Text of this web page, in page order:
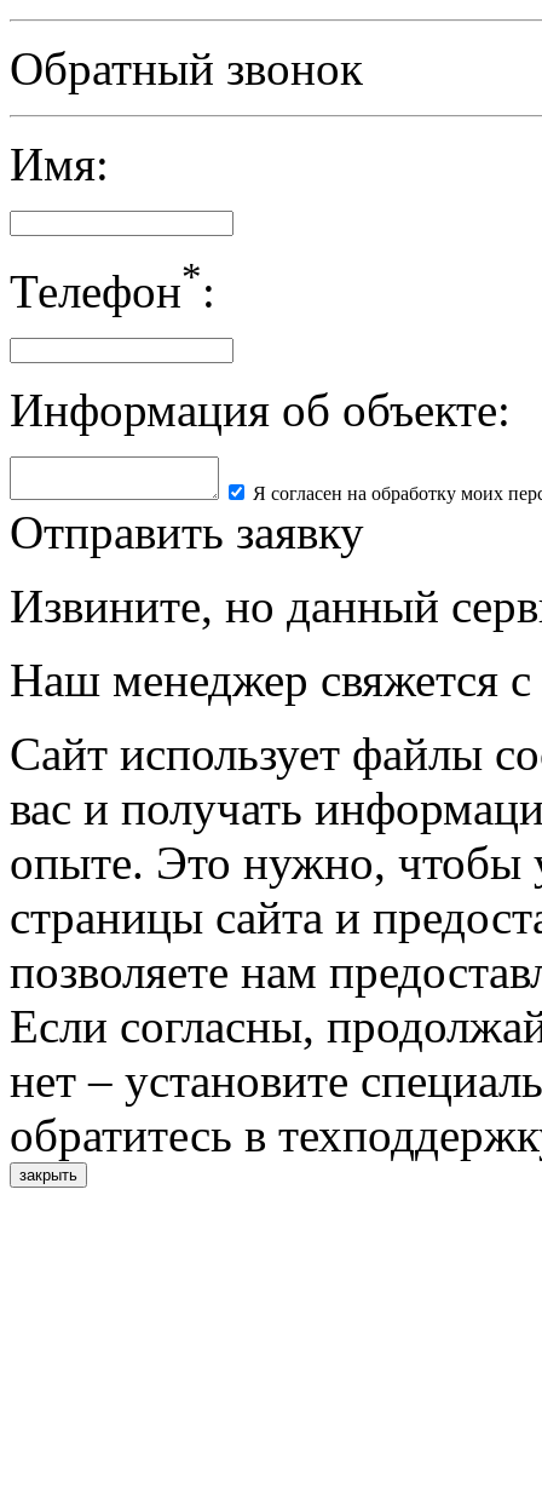
Обратный звонок
Имя:
Телефон*:
Информация об объекте:
Я согласен на обработку моих
Отправить заявку
Извините, но данный
Наш менеджер свяжется
Сайт использует файлы
вас и получать
опыте. Это нужно, чтобы
страницы сайта и
позволяете нам
Если согласны,
нет – установите
обратитесь в
закрыть